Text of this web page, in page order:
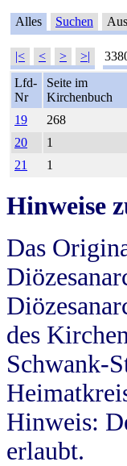
Alles Suchen
|< < > >|
Lfd-
Nr
Seite im
Kirchenbuch
19
268
20
1
21
1
Hinweise
Das
des
Schwank-
Hinweis:
erlaubt.